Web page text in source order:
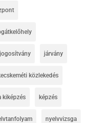
jogosítvány járvány
közlekedés
kiképzés képzés
nyelvvizsga